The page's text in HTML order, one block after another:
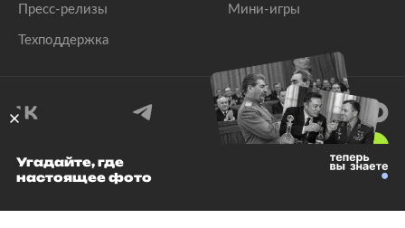
Пресс-релизы
Техподдержка
Мини-игры
© 1999–2026 Все права защищены.
Угадайте, где
настоящее фото